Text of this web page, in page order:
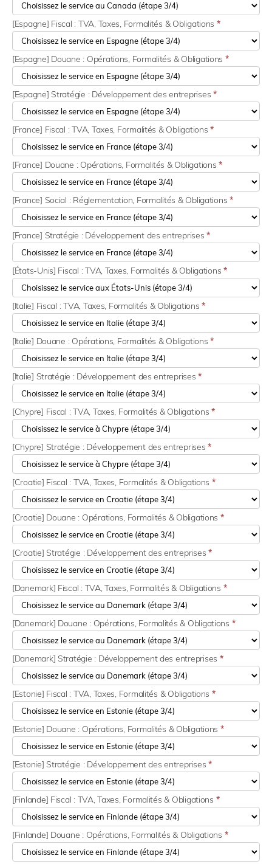
[Espagne] Fiscal : TVA, Taxes, Formalités & Obligations *
[Espagne] Douane : Opérations, Formalités & Obligations *
[Espagne] Stratégie : Développement des entreprises *
[France] Fiscal : TVA, Taxes, Formalités & Obligations*
[France] Douane : Opérations, Formalités & Obligations*
[France] Social : Réglementation, Formalités & Obligations*
[France] Stratégie : Développement des entreprises*
[États-Unis] Fiscal : TVA, Taxes, Formalités & Obligations*
[Italie] Fiscal : TVA, Taxes, Formalités & Obligations*
[Italie] Douane : Opérations, Formalités & Obligations*
[Italie] Stratégie : Développement des entreprises*
[Chypre] Fiscal : TVA, Taxes, Formalités & Obligations*
[Chypre] Stratégie : Développement des entreprises*
[Croatie] Fiscal : TVA, Taxes, Formalités & Obligations *
[Croatie] Douane : Opérations, Formalités & Obligations *
[Croatie] Stratégie : Développement des entreprises *
[Danemark] Fiscal : TVA, Taxes, Formalités & Obligations *
[Danemark] Douane : Opérations, Formalités & Obligations *
[Danemark] Stratégie : Développement des entreprises *
[Estonie] Fiscal : TVA, Taxes, Formalités & Obligations *
[Estonie] Douane : Opérations, Formalités & Obligations *
[Estonie] Stratégie : Développement des entreprises *
[Finlande] Fiscal : TVA, Taxes, Formalités & Obligations *
[Finlande] Douane : Opérations, Formalités & Obligations *